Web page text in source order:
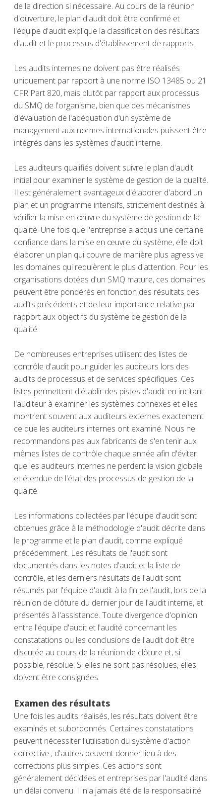
de la direction si nécessaire. Au cours de la réunion
d'ouverture, le plan d'audit doit être confirmé et
l'équipe d'audit explique la classification des résultats
d'audit et le processus d'établissement de rapports.
Les audits internes ne doivent pas être réalisés
uniquement par rapport à une norme ISO 13485 ou 21
CFR Part 820, mais plutôt par rapport aux processus
du SMQ de l'organisme, bien que des mécanismes
d'évaluation de l'adéquation d'un système de
management aux normes internationales puissent être
intégrés dans les systèmes d'audit interne.
Les auditeurs qualifiés doivent suivre le plan d'audit
initial pour examiner le système de gestion de la qualité.
Il est généralement avantageux d'élaborer d'abord un
plan et un programme intensifs, strictement destinés à
vérifier la mise en œuvre du système de gestion de la
qualité. Une fois que l'entreprise a acquis une certaine
confiance dans la mise en œuvre du système, elle doit
élaborer un plan qui couvre de manière plus agressive
les domaines qui requièrent le plus d'attention. Pour les
organisations dotées d'un SMQ mature, ces domaines
peuvent être pondérés en fonction des résultats des
audits précédents et de leur importance relative par
rapport aux objectifs du système de gestion de la
qualité.
De nombreuses entreprises utilisent des listes de
contrôle d'audit pour guider les auditeurs lors des
audits de processus et de services spécifiques. Ces
listes permettent d'établir des pistes d'audit en incitant
l'auditeur à examiner les systèmes connexes et elles
montrent souvent aux auditeurs externes exactement
ce que les auditeurs internes ont examiné. Nous ne
recommandons pas aux fabricants de s'en tenir aux
mêmes listes de contrôle chaque année afin d'éviter
que les auditeurs internes ne perdent la vision globale
et étendue de l'état des processus de gestion de la
qualité.
Les informations collectées par l'équipe d'audit sont
obtenues grâce à la méthodologie d'audit décrite dans
le programme et le plan d'audit, comme expliqué
précédemment. Les résultats de l'audit sont
documentés dans les notes d'audit et la liste de
contrôle, et les derniers résultats de l'audit sont
résumés par l'équipe d'audit à la fin de l'audit, lors de la
réunion de clôture du dernier jour de l'audit interne, et
présentés à l'assistance. Toute divergence d'opinion
entre l'équipe d'audit et l'audité concernant les
constatations ou les conclusions de l'audit doit être
discutée au cours de la réunion de clôture et, si
possible, résolue. Si elles ne sont pas résolues, elles
doivent être consignées.
Examen des résultats
Une fois les audits réalisés, les résultats doivent être
examinés et subordonnés. Certaines constatations
peuvent nécessiter l'utilisation du système d'action
corrective ; d'autres peuvent donner lieu à des
corrections plus simples. Ces actions sont
généralement décidées et entreprises par l'audité dans
un délai convenu. Il n'a jamais été de la responsabilité